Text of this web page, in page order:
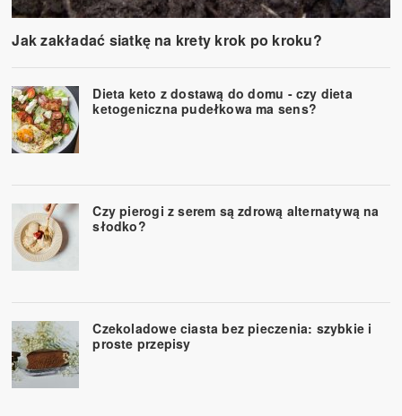
Jak zakładać siatkę na krety krok po kroku?
Dieta keto z dostawą do domu - czy dieta
ketogeniczna pudełkowa ma sens?
Czy pierogi z serem są zdrową alternatywą na
słodko?
Czekoladowe ciasta bez pieczenia: szybkie i
proste przepisy